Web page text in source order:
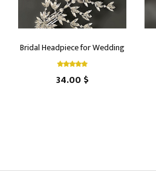
Bridal Headpiece for Wedding
34.00 $